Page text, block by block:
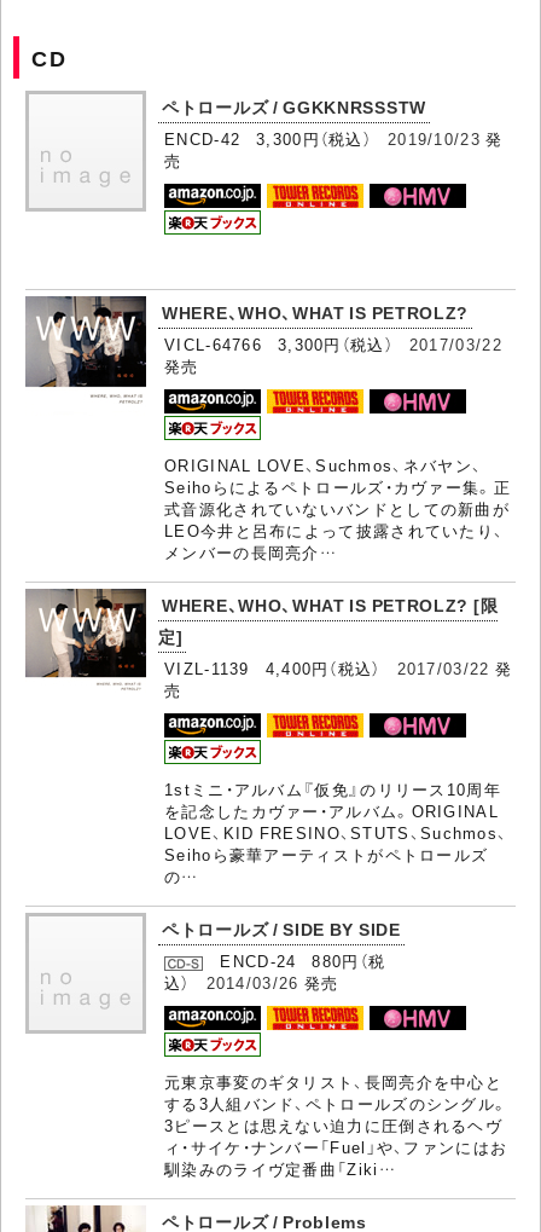
CD
ペトロールズ / GGKKNRSSSTW
ENCD-42 3,300円（税込） 2019/10/23 発
売
WHERE、WHO、WHAT IS PETROLZ?
VICL-64766 3,300円（税込） 2017/03/22
発売
ORIGINAL LOVE、Suchmos、ネバヤン、
Seihoらによるペトロールズ・カヴァー集。正
式音源化されていないバンドとしての新曲が
LEO今井と呂布によって披露されていたり、
メンバーの長岡亮介…
WHERE、WHO、WHAT IS PETROLZ? [限
定]
VIZL-1139 4,400円（税込） 2017/03/22 発
売
1stミニ・アルバム『仮免』のリリース10周年
を記念したカヴァー・アルバム。ORIGINAL
LOVE、KID FRESINO、STUTS、Suchmos、
Seihoら豪華アーティストがペトロールズ
の…
ペトロールズ / SIDE BY SIDE
ENCD-24 880円（税
込） 2014/03/26 発売
元東京事変のギタリスト、長岡亮介を中心と
する3人組バンド、ペトロールズのシングル。
3ピースとは思えない迫力に圧倒されるヘヴ
ィ・サイケ・ナンバー「Fuel」や、ファンにはお
馴染みのライヴ定番曲「Ziki…
ペトロールズ / Problems